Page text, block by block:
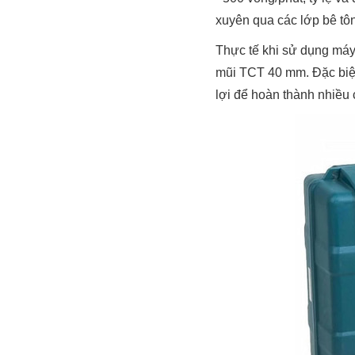
xuyên qua các lớp bê
Thực tế khi sử dụng
mũi TCT 40 mm. Đặc
lợi để hoàn thành